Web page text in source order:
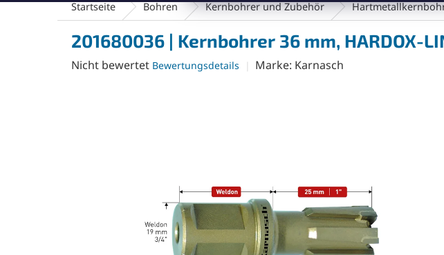
Startseite Bohren Kernbohrer und Zubehör
201680036 | Kernbohrer 36 mm, HARDOX-
Die
Nicht bewertet Bewertungsdetails Marke: Karnasch